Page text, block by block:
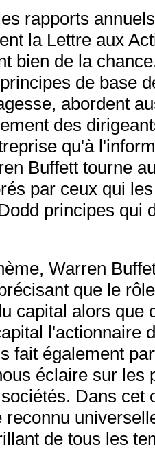
rapports
la Lettre aux
bien de la
de base
abordent
des
qu'à
Buffett tourne
par ceux qui
principes qui
Warren
que le
capital alors que
l'actionnaire
fait également
éclaire sur
Dans cet
reconnu
de tous les